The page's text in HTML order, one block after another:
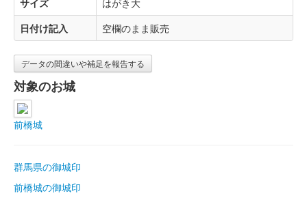
サイズ
はがき大
日付け記入
空欄のまま販売
データの間違いや補足を報告する
対象のお城
前橋城
群馬県の御城印
前橋城の御城印